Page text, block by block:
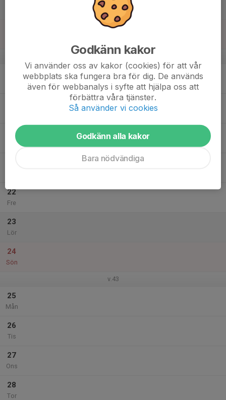
v.42
20
Ons
22
Fre
23
Lör
24
Sön
v.43
25
Mån
26
Tis
27
Ons
28
Tor
Godkänn kakor
Vi använder oss av kakor (cookies) för att vår
webbplats ska fungera bra för dig. De används
även för webbanalys i syfte att hjälpa oss att
förbättra våra tjänster.
Så använder vi cookies
Godkänn alla kakor
Bara nödvändiga